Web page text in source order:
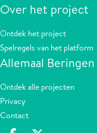
Over het project
Ontdek het project
Spelregels van het platform
Allemaal Beringen
Ontdek alle projecten
Privacy
Contact